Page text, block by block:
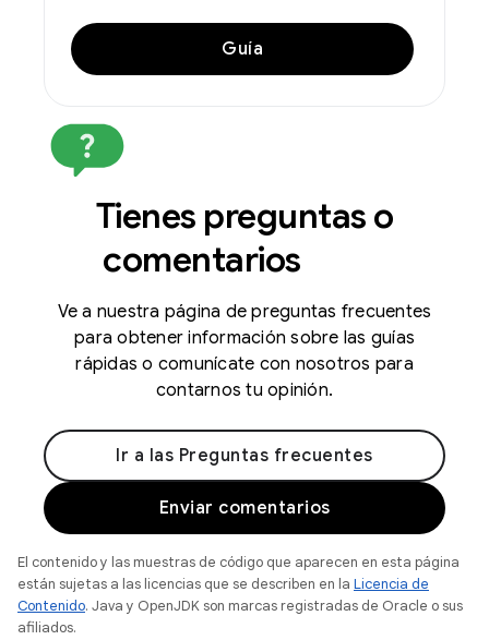
Guía
Tienes preguntas o
comentarios
Ve a nuestra página de preguntas frecuentes
para obtener información sobre las guías
rápidas o comunícate con nosotros para
contarnos tu opinión.
Ir a las Preguntas frecuentes
Enviar comentarios
El contenido y las muestras de código que aparecen en esta página
están sujetas a las licencias que se describen en la Licencia de
Contenido. Java y OpenJDK son marcas registradas de Oracle o sus
afiliados.